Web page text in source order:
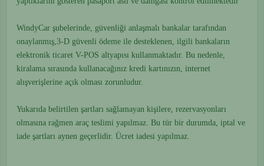
WindyCar şubelerinde, güvenliği anlaşmalı bankalar tarafından
onaylanmış,3-D güvenli ödeme ile desteklenen, ilgili bankaların
elektronik ticaret V-POS altyapısı kullanmaktadır. Bu nedenle,
kiralama sırasında kullanacağınız kredi kartınızın, internet
alışverişlerine açık olması zorunludur.
Yukarıda belirtilen şartları sağlamayan kişilere, rezervasyonları
olmasına rağmen araç teslimi yapılmaz. Bu tür bir durumda, iptal ve
iade şartları aynen geçerlidir. Ücret iadesi yapılmaz.